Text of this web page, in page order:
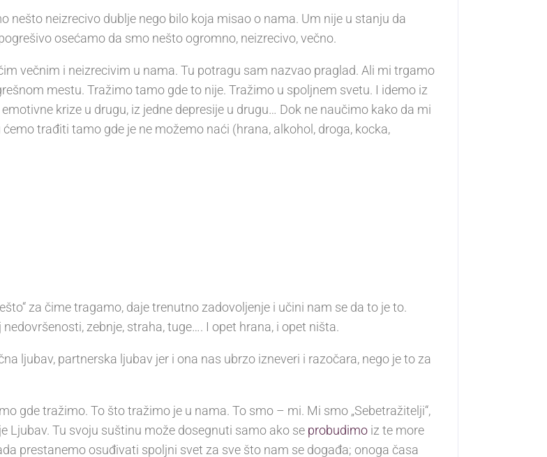
nešto neizrecivo dublje nego bilo koja misao o nama. Um nije u stanju da
osećamo da smo nešto ogromno, neizrecivo, večno.
večnim i neizrecivim u nama. Tu potragu sam nazvao praglad. Ali mi trgamo
mestu. Tražimo tamo gde to nije. Tražimo u spoljnem svetu. I idemo iz
krize u drugu, iz jedne depresije u drugu… Dok ne naučimo kako da mi
trađiti tamo gde je ne možemo naći (hrana, alkohol, droga, kocka,
za čime tragamo, daje trenutno zadovoljenje i učini nam se da to je to.
zebnje, straha, tuge…. I opet hrana, i opet ništa.
ljubav, partnerska ljubav jer i ona nas ubrzo izneveri i razočara, nego je to za
gde tražimo. To što tražimo je u nama. To smo – mi. Mi smo „Sebetražitelji“,
Tu svoju suštinu može dosegnuti samo ako se probudimo iz te more
prestanemo osuđivati spoljni svet za sve što nam se događa; onoga časa